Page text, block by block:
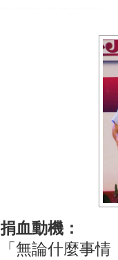
捐血動機：
「無論什麼事